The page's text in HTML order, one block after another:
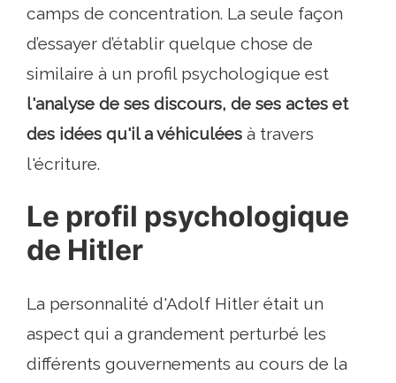
camps de concentration. La seule façon
d’essayer d’établir quelque chose de
similaire à un profil psychologique est
l'analyse de ses discours, de ses actes et
des idées qu'il a véhiculées à travers
l'écriture.
Le profil psychologique
de Hitler
La personnalité d'Adolf Hitler était un
aspect qui a grandement perturbé les
différents gouvernements au cours de la